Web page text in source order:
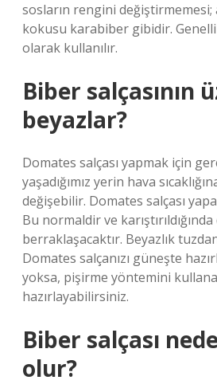
sosların rengini değiştirmemesi;
kokusu karabiber gibidir.
olarak kullanılır.
Biber salçasının
beyazlar?
Domates salçası yapmak için
yaşadığımız yerin hava
değişebilir. Domates salçası
Bu normaldir ve
berraklaşacaktır. Beyazlık
Domates salçanızı güneşte
yoksa, pişirme yöntemini
hazırlayabilirsiniz.
Biber salçası
olur?